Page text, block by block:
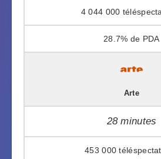
4 044 000
28.7%
Arte
28 minutes
453 000